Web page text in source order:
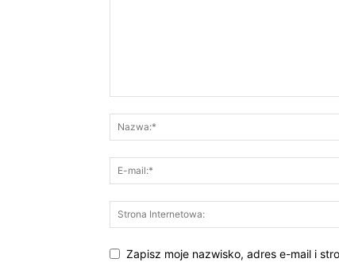
Zapisz moje nazwisko, adres e-mail i